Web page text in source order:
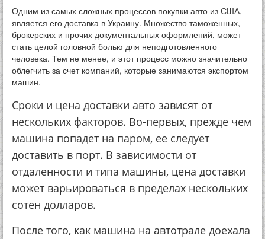
Одним из самых сложных процессов покупки авто из США,
является его доставка в Украину. Множество таможенных,
брокерских и прочих документальных оформлений, может
стать целой головной болью для неподготовленного
человека. Тем не менее, и этот процесс можно значительно
облегчить за счет компаний, которые занимаются экспортом
машин.
Сроки и цена доставки авто зависят от
нескольких факторов. Во-первых, прежде чем
машина попадет на паром, ее следует
доставить в порт. В зависимости от
отдаленности и типа машины, цена доставки
может варьироваться в пределах нескольких
сотен долларов.
После того, как машина на автотрале доехала